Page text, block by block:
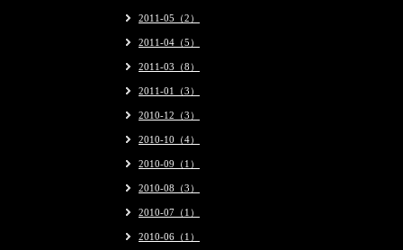
2011-05（2）
2011-04（5）
2011-03（8）
2011-01（3）
2010-12（3）
2010-10（4）
2010-09（1）
2010-08（3）
2010-07（1）
2010-06（1）